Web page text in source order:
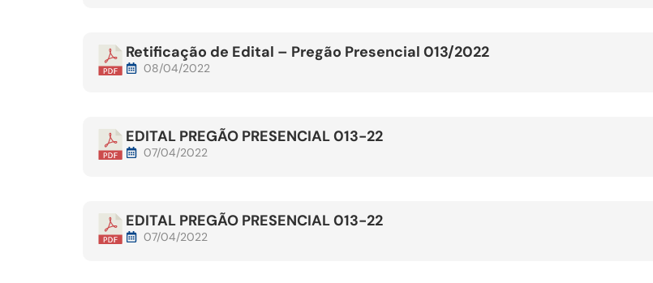
Retificação de Edital – Pregão Presencial 013/2022
08/04/2022
EDITAL PREGÃO PRESENCIAL 013-22
07/04/2022
EDITAL PREGÃO PRESENCIAL 013-22
07/04/2022